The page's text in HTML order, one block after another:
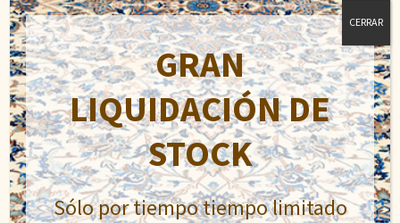
comodidad que es difícil conseguir de otra manera, y es
que el poder pisar con el pie descalzo el suelo de nuestra
habitación es algo que solo podremos realizar realizar
colocando las alfombras ideales para tu dormitorio.
En nuestra tienda tendrás oportunidad de conseguir
alfombras tanto para el dormitorio de los niños como
para el de los más mayores, estos últimos con modelos
más sobrios y acordes a su edad.
GRAN
LIQUIDACIÓN DE
STOCK
Sólo por tiempo tiempo limitado
CERRAR